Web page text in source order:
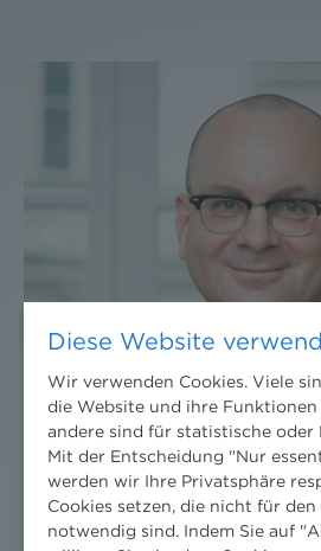
Diese Website
Wir verwenden Cookies. Viele
die Website und ihre Funktionen
andere sind für statistische oder
Mit der Entscheidung "Nur
werden wir Ihre Privatsphäre
Cookies setzen, die nicht für
notwendig sind. Indem Sie auf